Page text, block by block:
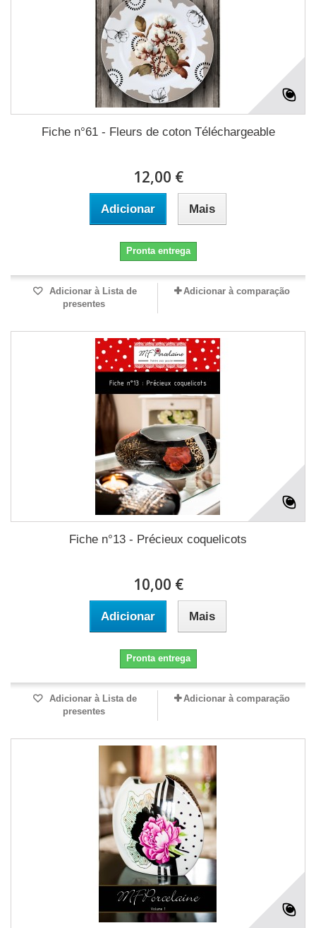
Fiche n°61 - Fleurs de coton Téléchargeable
12,00 €
Adicionar Mais
Pronta entrega
Adicionar à Lista de
presentes
Adicionar à comparação
Fiche n°13 - Précieux coquelicots
10,00 €
Adicionar Mais
Pronta entrega
Adicionar à Lista de
presentes
Adicionar à comparação